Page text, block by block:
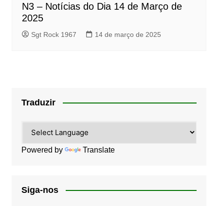
N3 – Notícias do Dia 14 de Março de
2025
Sgt Rock 1967 14 de março de 2025
Traduzir
Powered by Translate
Siga-nos